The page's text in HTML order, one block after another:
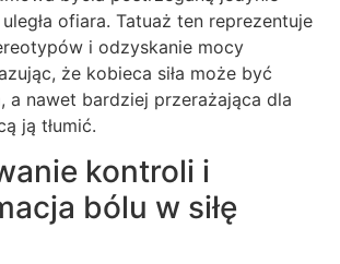
ofiara. Tatuaż ten reprezentuje
i odzyskanie mocy
że kobieca siła może być
a nawet bardziej przerażająca dla
ją tłumić.
kontroli i
bólu w siłę